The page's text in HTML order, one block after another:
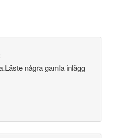
några gamla inlägg